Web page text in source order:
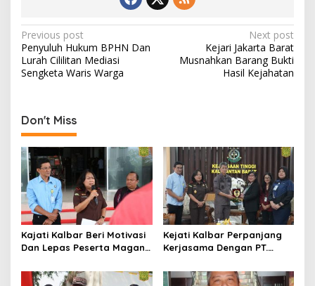
Post
navigation
Previous post
Penyuluh Hukum BPHN Dan
Lurah Cililitan Mediasi
Sengketa Waris Warga
Next post
Kejari Jakarta Barat
Musnahkan Barang Bukti
Hasil Kejahatan
Don't Miss
Kajati Kalbar Beri Motivasi
Dan Lepas Peserta Magang
Kejati Kalbar Perpanjang
Kerjasama Dengan PT.